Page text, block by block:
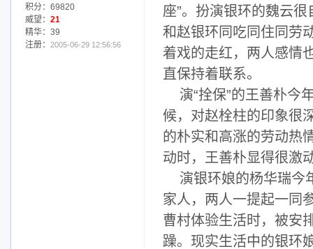
积分：69820
威望： 21
精华：39
注册： 2005-06-29 12:56:56
座”。扮演银环的魏云
和赵银环同吃同住同劳
着戏的走红，两人感情
直保持着联系。
演“拴保”的王善朴今
候，对赵栓柱的印象很
的朴实和高涨的劳动热
动时，王善朴显得很激
演银环娘的杨华瑞今
家人，两人一提起一同
曹村体验生活时，被安
躁。现实生活中的银环